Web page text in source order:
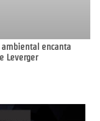
ambiental encanta
Leverger